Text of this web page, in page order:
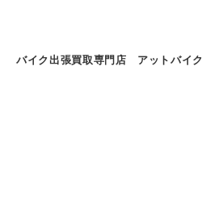
バイク出張買取専門店 アットバイク